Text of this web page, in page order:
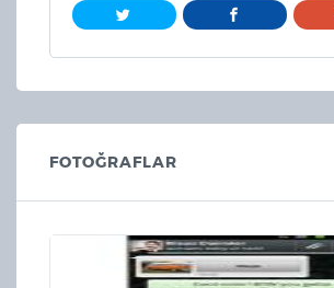
FOTOĞRAFLAR